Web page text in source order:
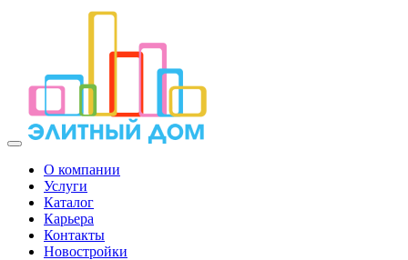
О компании
Услуги
Каталог
Карьера
Контакты
Новостройки